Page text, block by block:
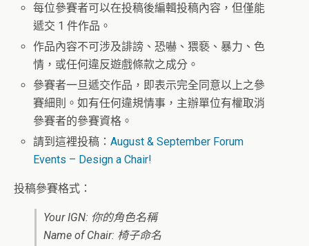
每位參賽者可以在投稿後編輯投稿內容，但僅能
遞交 1 件作品。
作品內容不可涉及誹謗、恐嚇、猥褻、暴力、色
情，或任何違反遊戲條款之成分。
參賽者一旦遞交作品，即表示完全同意以上之參
賽細則。如有任何違規情事，主辦單位有權取消
參賽者的參賽資格。
請到這裡投稿：August & September Forum
Events – Design a Chair!
投稿參賽格式：
Your IGN: 你的角色名稱
Name of Chair: 椅子命名